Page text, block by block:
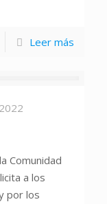
Leer más
Comunidad
a los
por los